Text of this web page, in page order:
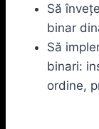
Să
binar
Să
binari:
ordine,